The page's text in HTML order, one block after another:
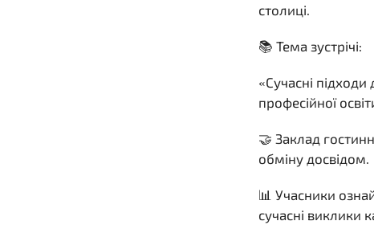
столиці.
📚 Тема зустрічі:
«Сучасні
професійної
🤝 Заклад
обміну досвідом.
📊 Учасники
сучасні виклики